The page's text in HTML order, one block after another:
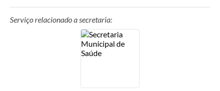
Quadro de Pessoal
Serviço relacionado a secretaria: